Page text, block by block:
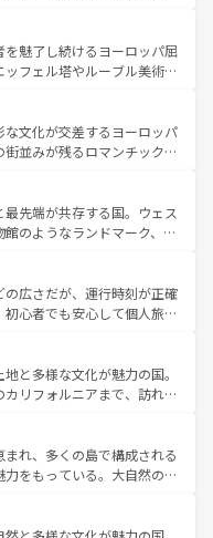
られない旅をしてみよう！
コンテンツ一覧 を参照してほ
的なフラメンコ、熱気あふ
スが生活の一部となってい
た雰囲気や、バルセロナの
ゾートまで多彩な表情を見
候が異なるスペインはその個
訪れる人を魅了する。 なお、新着のスペイン情報はコ
魅了し続けるヨーロッパ屈
フェル塔やルーブル美術館
。華麗な宮殿、歴史的な大
かな自然が、訪れる者を心
は美食の国としても知ら
るランス、プロヴァンスの
彩な楽しみ方が可能だ。さ
が溢れており、どの街角に
で全く異なる文化を体験で
着のフランス情報はコンテンツ一覧
な文化が交差するヨーロッパ
並みが残るロマンチック街
ても飽きることがない。ベ
ン州のアルプスの絶景、そ
いった風景は必見。ビール
い。 なお、新着の
を参照してほしい。
先端が共存する国。ウェス
のようなランドマーク、歴
また、優雅なアフタヌーン
ない英国パブ、サッカー観
体験も豊富。イギリスを旅
広さだが、運行時刻が正確
心者でも安心して個人旅行
イスならではのユニークな
けでなく町歩きも満喫する
いため物価も高いが、旅行
ともできる。 なお、新
一覧 を参照してほしい。
と多様な文化が魅力の国。
リフォルニアまで、訪れる
ョッピング、エンターテイ
ポットだ。一方、アメリカ
ンドキャニオンやイエロー
楽と美食が融合した独特の
の各地域で異なる魅力を楽
れ、多くの島で構成される
をもっている。大自然の神
番の観光地といえばオアフ
らマウイ島やカウアイ島が